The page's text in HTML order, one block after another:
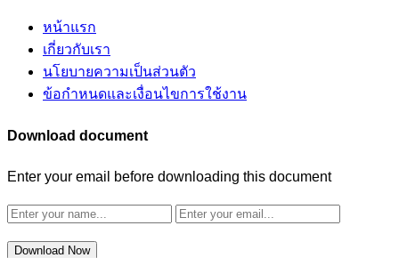
หน้าแรก
เกี่ยวกับเรา
นโยบายความเป็นส่วนตัว
ข้อกำหนดและเงื่อนไขการใช้งาน
Download document
Enter your email before downloading this document
Download Now